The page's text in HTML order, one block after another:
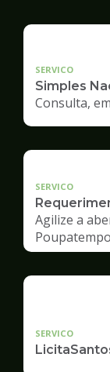
SERVICO
Simples
Consulta,
SERVICO
Agilize a
Poupatempo
SERVICO